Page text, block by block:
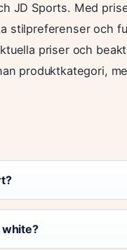
JD Sports. Med
stilpreferenser och
priser och
produktkategori,
white?